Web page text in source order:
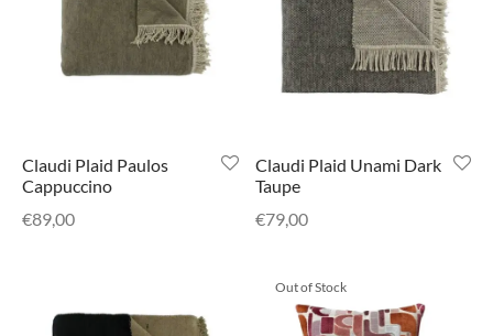
Claudi Plaid Paulos
Cappuccino
€89,00
Claudi Plaid Unami Dark
Taupe
€79,00
Out of Stock